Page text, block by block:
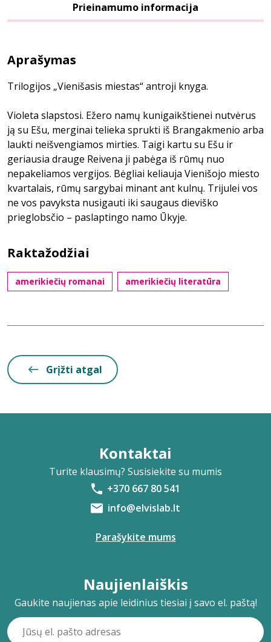
Prieinamumo informacija
Aprašymas
Trilogijos „Vienišasis miestas“ antroji knyga.
Violeta slapstosi. Ežero namų kunigaikštienei nutvėrus
ją su Ešu, merginai telieka sprukti iš Brangakmenio arba
laukti neišvengiamos mirties. Taigi kartu su Ešu ir
geriausia drauge Reivena ji pabėga iš rūmų nuo
nepakeliamos vergijos. Bėgliai keliauja Vienišojo miesto
kvartalais, rūmų sargybai minant ant kulnų. Trijulei vos
ne vos pavyksta nusigauti iki saugaus dieviško
prieglobsčio – paslaptingo namo Ūkyje.
Raktažodžiai
amerikiečių romanai amerikiečių literatūra
Grįžti atgal
Kontaktai
Turite klausimų? Susisiekite su mumis
+370 667 80 541
info@elvislab.lt
Parašykite mums
Naujienlaiškis
Gaukite naujienas apie leidinius tiesiai į savo el. paštą!